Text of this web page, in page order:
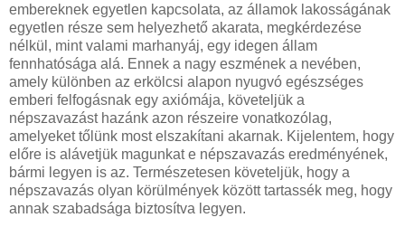
embereknek egyetlen kapcsolata, az államok lakosságának
egyetlen része sem helyezhető akarata, megkérdezése
nélkül, mint valami marhanyáj, egy idegen állam
fennhatósága alá. Ennek a nagy eszmének a nevében,
amely különben az erkölcsi alapon nyugvó egészséges
emberi felfogásnak egy axiómája, követeljük a
népszavazást hazánk azon részeire vonatkozólag,
amelyeket tőlünk most elszakítani akarnak. Kijelentem, hogy
előre is alávetjük magunkat e népszavazás eredményének,
bármi legyen is az. Természetesen követeljük, hogy a
népszavazás olyan körülmények között tartassék meg, hogy
annak szabadsága biztosítva legyen.